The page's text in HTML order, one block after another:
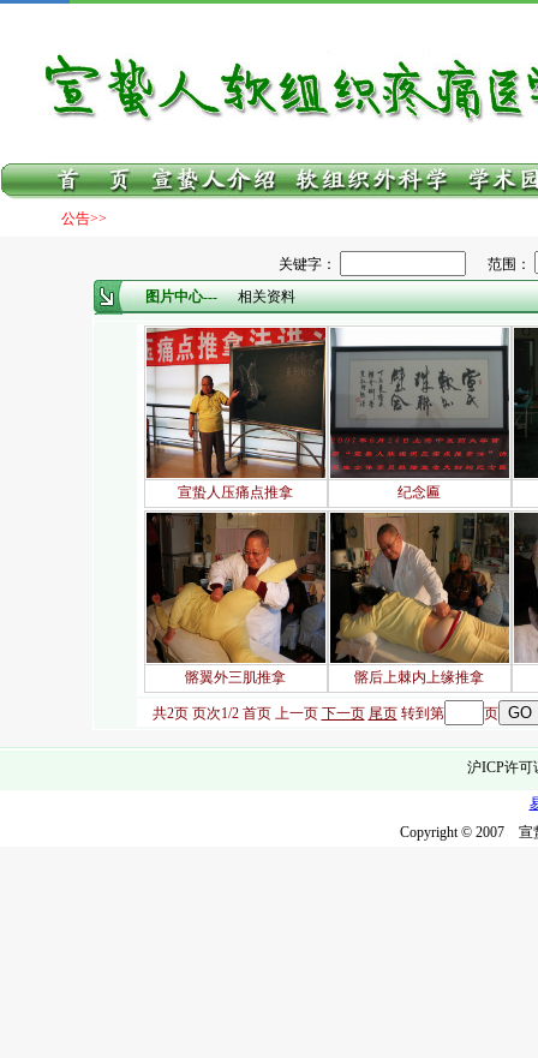
公告>>
关键字：
范围：
图片中心---
相关资料
宣蛰人压痛点推拿 纪念匾
髂翼外三肌推拿 髂后上棘内上缘推拿
共2页 页次1/2 首页 上一页 下一页 尾页 转到第 页
沪ICP许可
Copyright © 2007 宣